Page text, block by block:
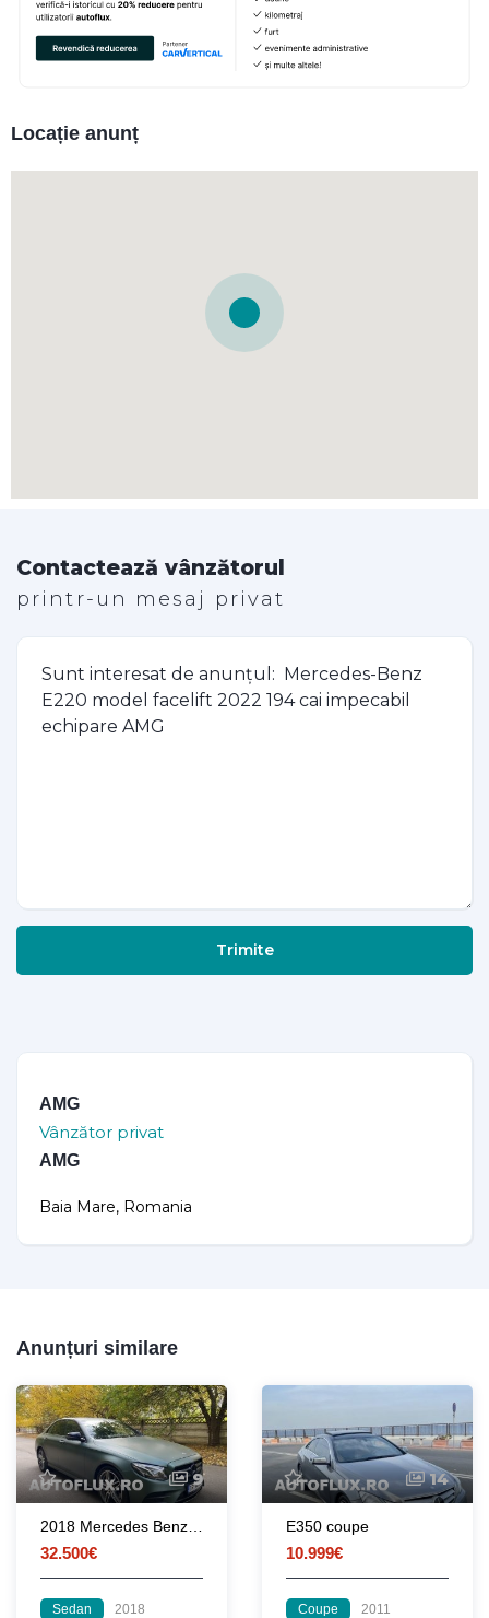
Locație anunț
Contactează vânzătorul
printr-un mesaj privat
Trimite
AMG
Vânzător privat
AMG
Baia Mare, Romania
Anunțuri similare
9
32.500€
Sedan
2018
14
E350 coupe
10.999€
Coupe
2011